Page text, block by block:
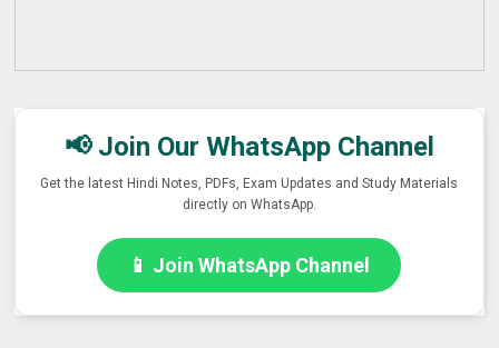
📢 Join Our WhatsApp Channel
Get the latest Hindi Notes, PDFs, Exam Updates and Study Materials
directly on WhatsApp.
📱 Join WhatsApp Channel